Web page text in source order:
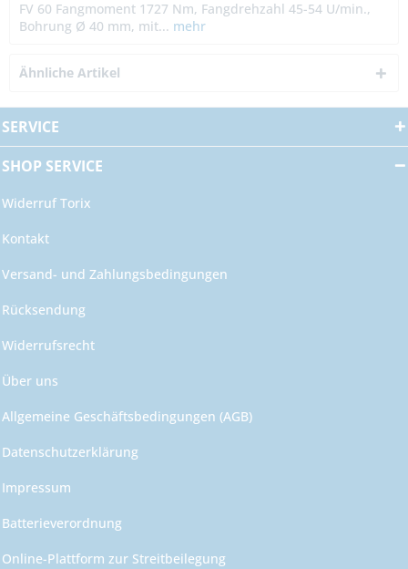
FV 60 Fangmoment 1727 Nm, Fangdrehzahl 45-54 U/min.,
Bohrung Ø 40 mm, mit... mehr
Ähnliche Artikel
SERVICE
SHOP SERVICE
Widerruf Torix
Kontakt
Versand- und Zahlungsbedingungen
Rücksendung
Widerrufsrecht
Über uns
Allgemeine Geschäftsbedingungen (AGB)
Datenschutzerklärung
Impressum
Batterieverordnung
Online-Plattform zur Streitbeilegung